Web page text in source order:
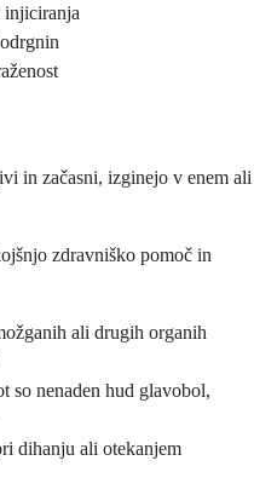
injiciranja
in začasni, izginejo v enem ali
zdravniško pomoč in
ali drugih organih
so nenaden hud glavobol,
dihanju ali otekanjem